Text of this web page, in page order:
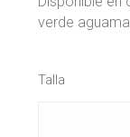
verde
Talla